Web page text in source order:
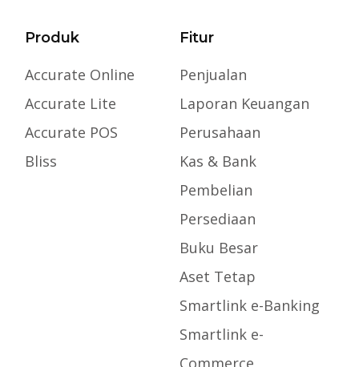
Produk
Accurate Online
Accurate Lite
Accurate POS
Bliss
Fitur
Penjualan
Laporan Keuangan
Perusahaan
Kas & Bank
Pembelian
Persediaan
Buku Besar
Aset Tetap
Smartlink e-Banking
Smartlink e-
Commerce